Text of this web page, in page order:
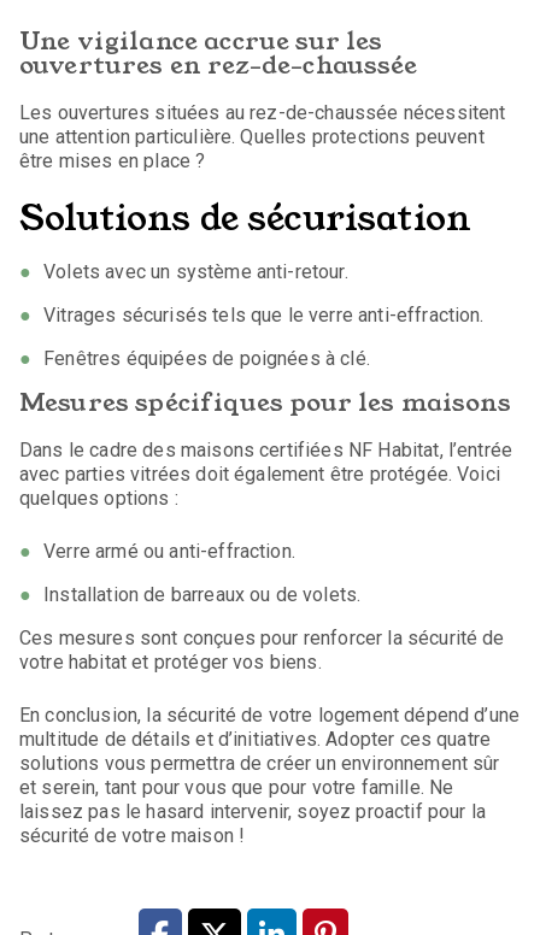
Une vigilance accrue sur les
ouvertures en rez-de-chaussée
Les ouvertures situées au rez-de-chaussée nécessitent
une attention particulière. Quelles protections peuvent
être mises en place ?
Solutions de sécurisation
Volets avec un système anti-retour.
Vitrages sécurisés tels que le verre anti-effraction.
Fenêtres équipées de poignées à clé.
Mesures spécifiques pour les maisons
Dans le cadre des maisons certifiées NF Habitat, l’entrée
avec parties vitrées doit également être protégée. Voici
quelques options :
Verre armé ou anti-effraction.
Installation de barreaux ou de volets.
Ces mesures sont conçues pour renforcer la sécurité de
votre habitat et protéger vos biens.
En conclusion, la sécurité de votre logement dépend d’une
multitude de détails et d’initiatives. Adopter ces quatre
solutions vous permettra de créer un environnement sûr
et serein, tant pour vous que pour votre famille. Ne
laissez pas le hasard intervenir, soyez proactif pour la
sécurité de votre maison !